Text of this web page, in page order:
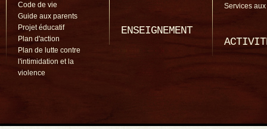
Code de vie
Guide aux parents
Projet éducatif
Plan d'action
Plan de lutte contre
l'intimidation et la
violence
ENSEIGNEMENT
Services